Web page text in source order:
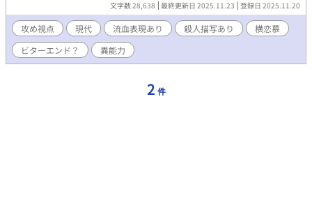
文字数 28,638 最終更新日 2025.11.23 登録日 2025.11.20
攻め視点 現代 流血表現あり 殺人描写あり
横恋慕
ビターエンド？
異能力
2 件